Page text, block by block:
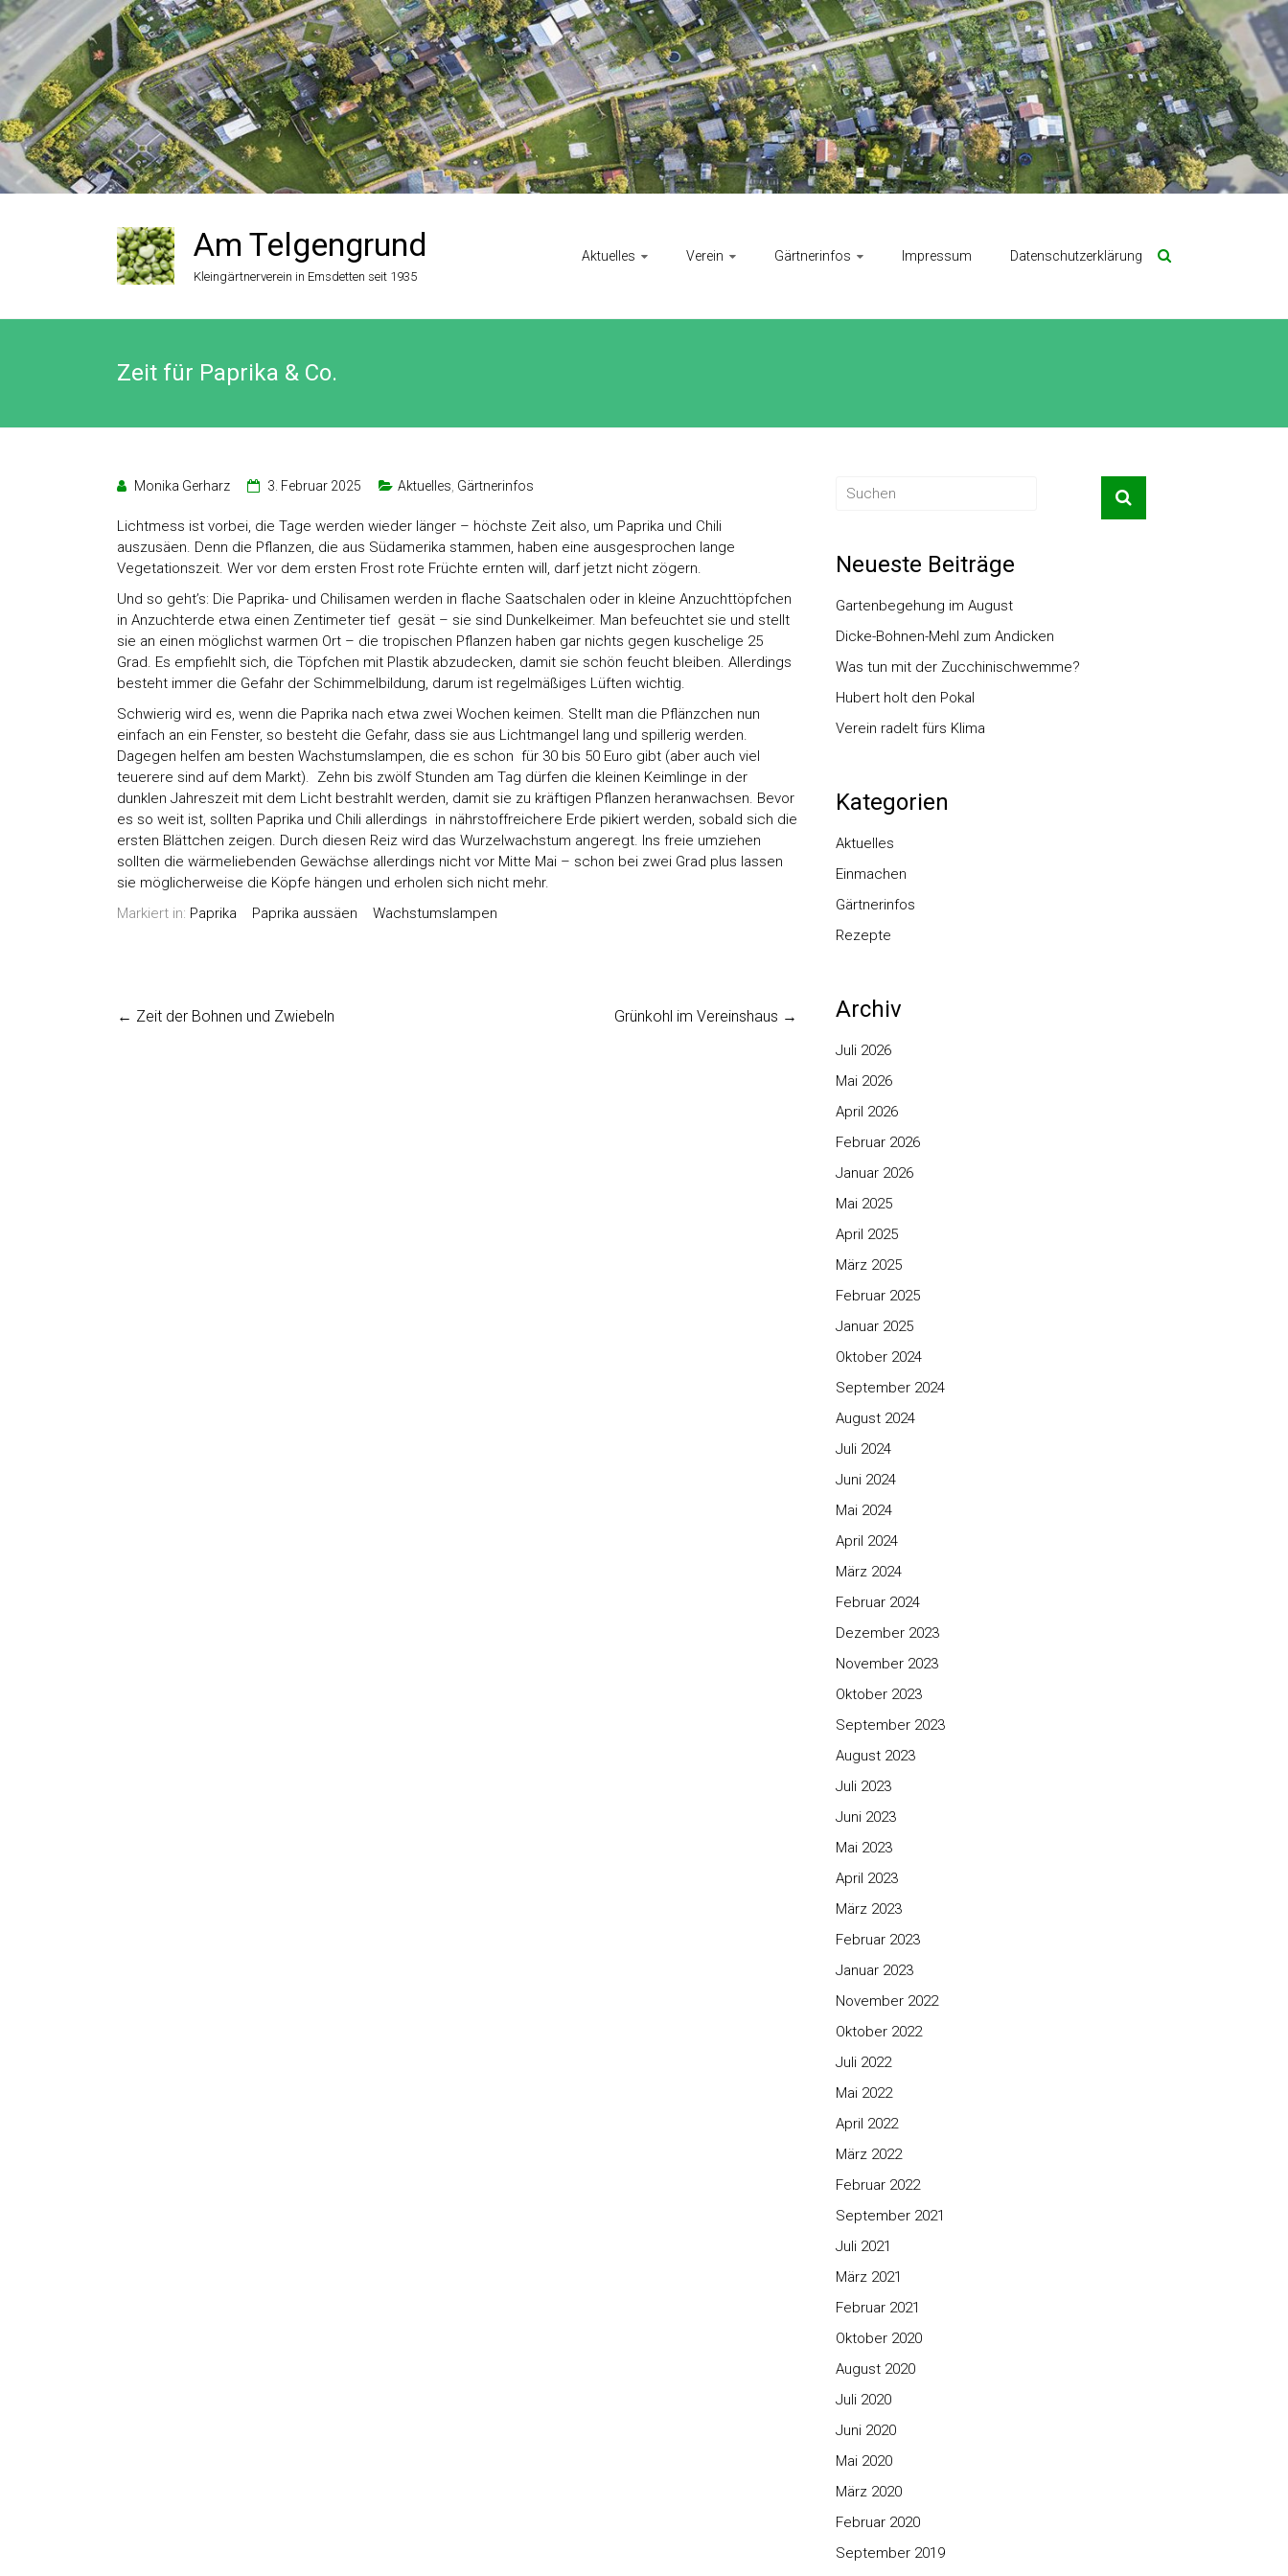
Zum
Inhalt
springen
Am Telgengrund
Kleingärtnerverein in Emsdetten seit 1935
Aktuelles Verein Gärtnerinfos Impressum Datenschutzerklärung
Zeit für Paprika & Co.
Monika Gerharz 3. Februar 2025 Aktuelles Gärtnerinfos
Lichtmess ist vorbei, die Tage werden wieder länger – höchste Zeit also, um Paprika und Chili
auszusäen. Denn die Pflanzen, die aus Südamerika stammen, haben eine ausgesprochen lange
Vegetationszeit. Wer vor dem ersten Frost rote Früchte ernten will, darf jetzt nicht zögern.
Und so geht’s: Die Paprika- und Chilisamen werden in flache Saatschalen oder in kleine Anzuchttöpfchen
in Anzuchterde etwa einen Zentimeter tief gesät – sie sind Dunkelkeimer. Man befeuchtet sie und stellt
sie an einen möglichst warmen Ort – die tropischen Pflanzen haben gar nichts gegen kuschelige 25
Grad. Es empfiehlt sich, die Töpfchen mit Plastik abzudecken, damit sie schön feucht bleiben. Allerdings
besteht immer die Gefahr der Schimmelbildung, darum ist regelmäßiges Lüften wichtig.
Schwierig wird es, wenn die Paprika nach etwa zwei Wochen keimen. Stellt man die Pflänzchen nun
einfach an ein Fenster, so besteht die Gefahr, dass sie aus Lichtmangel lang und spillerig werden.
Dagegen helfen am besten Wachstumslampen, die es schon für 30 bis 50 Euro gibt (aber auch viel
teuerere sind auf dem Markt). Zehn bis zwölf Stunden am Tag dürfen die kleinen Keimlinge in der
dunklen Jahreszeit mit dem Licht bestrahlt werden, damit sie zu kräftigen Pflanzen heranwachsen. Bevor
es so weit ist, sollten Paprika und Chili allerdings in nährstoffreichere Erde pikiert werden, sobald sich die
ersten Blättchen zeigen. Durch diesen Reiz wird das Wurzelwachstum angeregt. Ins freie umziehen
sollten die wärmeliebenden Gewächse allerdings nicht vor Mitte Mai – schon bei zwei Grad plus lassen
sie möglicherweise die Köpfe hängen und erholen sich nicht mehr.
Markiert in: Paprika Paprika aussäen Wachstumslampen
← Zeit der Bohnen und Zwiebeln Grünkohl im Vereinshaus →
Neueste Beiträge
Gartenbegehung im August
Dicke-Bohnen-Mehl zum Andicken
Was tun mit der Zucchinischwemme?
Hubert holt den Pokal
Verein radelt fürs Klima
Kategorien
Aktuelles
Einmachen
Gärtnerinfos
Rezepte
Archiv
Juli 2026
Mai 2026
April 2026
Februar 2026
Januar 2026
Mai 2025
April 2025
März 2025
Februar 2025
Januar 2025
Oktober 2024
September 2024
August 2024
Juli 2024
Juni 2024
Mai 2024
April 2024
März 2024
Februar 2024
Dezember 2023
November 2023
Oktober 2023
September 2023
August 2023
Juli 2023
Juni 2023
Mai 2023
April 2023
März 2023
Februar 2023
Januar 2023
November 2022
Oktober 2022
Juli 2022
Mai 2022
April 2022
März 2022
Februar 2022
September 2021
Juli 2021
März 2021
Februar 2021
Oktober 2020
August 2020
Juli 2020
Juni 2020
Mai 2020
März 2020
Februar 2020
September 2019